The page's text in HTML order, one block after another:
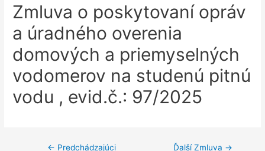
Zmluva o poskytovaní opráv
a úradného overenia
domových a priemyselných
vodomerov na studenú pitnú
vodu , evid.č.: 97/2025
← Predchádzajúci Ďalší Zmluva →